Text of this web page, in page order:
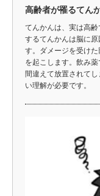
高齢者が罹るてん
てんかんは、実は高
するてんかんは脳に
す。ダメージを受け
を起こします。飲み
間違えて放置されて
い理解が必要です。